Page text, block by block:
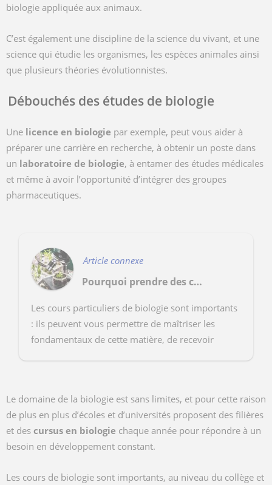
biologie appliquée aux animaux.
C’est également une discipline de la science du vivant, et une
science qui étudie les organismes, les espèces animales ainsi
que plusieurs théories évolutionnistes.
Débouchés des études de biologie
Une licence en biologie par exemple, peut vous aider à
préparer une carrière en recherche, à obtenir un poste dans
un laboratoire de biologie, à entamer des études médicales
et même à avoir l’opportunité d’intégrer des groupes
pharmaceutiques.
Article connexe
Pourquoi prendre des cours de biologie ?
Les cours particuliers de biologie sont importants
: ils peuvent vous permettre de maîtriser les
fondamentaux de cette matière, de recevoir
Le domaine de la biologie est sans limites, et pour cette raison
de plus en plus d’écoles et d’universités proposent des filières
et des cursus en biologie chaque année pour répondre à un
besoin en développement constant.
Les cours de biologie sont importants, au niveau du collège et